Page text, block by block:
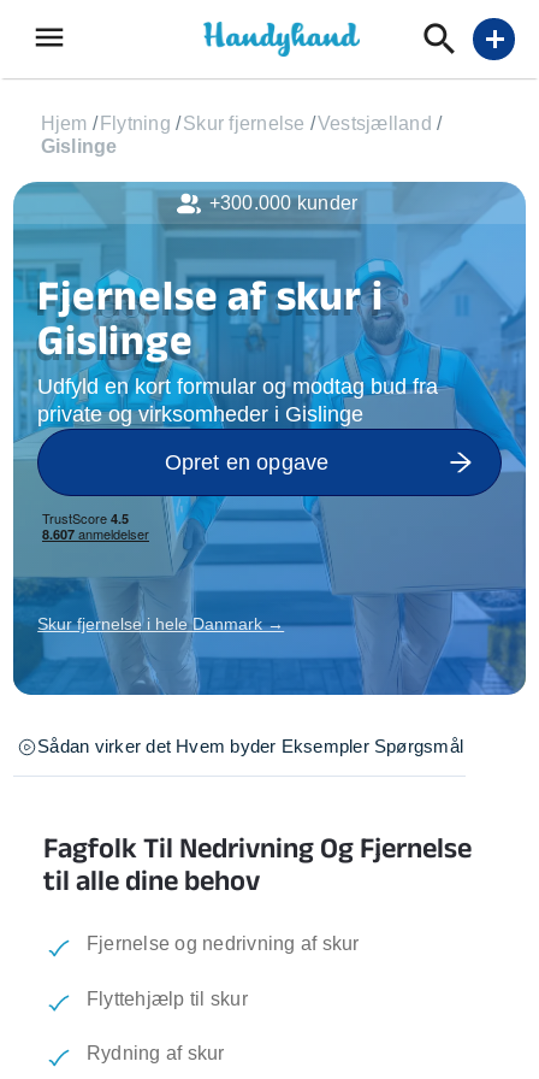
menu add
Hjem / Flytning /Skur fjernelse /Vestsjælland /
Gislinge
Fjernelse af skur i
Gislinge
Udfyld en kort formular og modtag bud fra
private og virksomheder i Gislinge
Opret en opgave
Skur fjernelse i hele Danmark →
Sådan virker det Hvem byder Eksempler Spørgsmål
Fagfolk Til Nedrivning Og Fjernelse
til alle dine behov
Fjernelse og nedrivning af skur
Flyttehjælp til skur
Rydning af skur
+300.000 kunder